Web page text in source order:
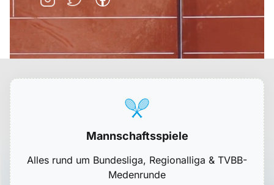
Mannschaftsspiele
Alles rund um Bundesliga, Regionalliga & TVBB-
Medenrunde